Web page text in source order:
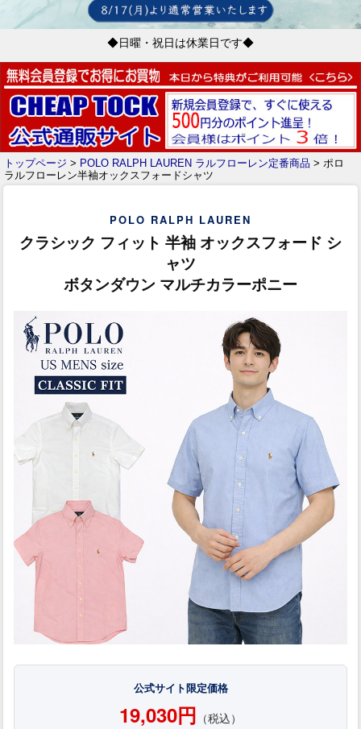
◆日曜・祝日は休業日です◆
トップページ > POLO RALPH LAUREN ラルフローレン定番商品 > ポロ
ラルフローレン半袖オックスフォードシャツ
POLO RALPH LAUREN
クラシック フィット 半袖 オックスフォード シ
ャツ
ボタンダウン マルチカラーポニー
公式サイト限定価格
19,030円 （税込）